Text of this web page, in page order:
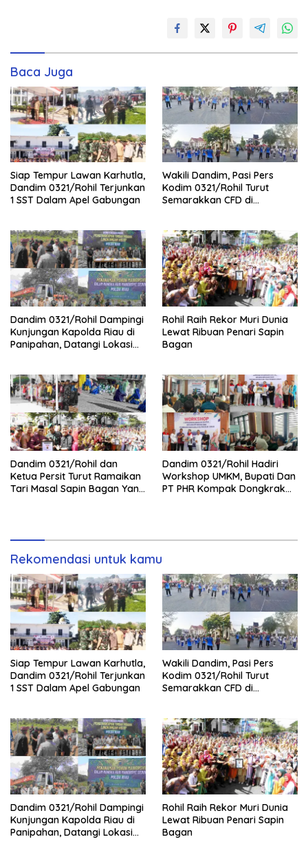
Baca Juga
Siap Tempur Lawan Karhutla,
Dandim 0321/Rohil Terjunkan
1 SST Dalam Apel Gabungan
Wakili Dandim, Pasi Pers
Kodim 0321/Rohil Turut
Semarakkan CFD di
Dandim 0321/Rohil Dampingi
Kunjungan Kapolda Riau di
Panipahan, Datangi Lokasi
Rohil Raih Rekor Muri Dunia
Lewat Ribuan Penari Sapin
Bagan
Dandim 0321/Rohil dan
Ketua Persit Turut Ramaikan
Tari Masal Sapin Bagan Yang
Dandim 0321/Rohil Hadiri
Workshop UMKM, Bupati Dan
PT PHR Kompak Dongkrak
Rekomendasi untuk kamu
Siap Tempur Lawan Karhutla,
Dandim 0321/Rohil Terjunkan
1 SST Dalam Apel Gabungan
Wakili Dandim, Pasi Pers
Kodim 0321/Rohil Turut
Semarakkan CFD di
Dandim 0321/Rohil Dampingi
Kunjungan Kapolda Riau di
Panipahan, Datangi Lokasi
Rohil Raih Rekor Muri Dunia
Lewat Ribuan Penari Sapin
Bagan